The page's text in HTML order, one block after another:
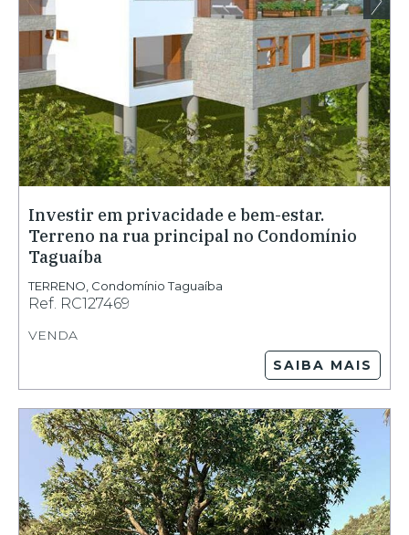
Investir em privacidade e bem-estar.
Terreno na rua principal no Condomínio
Taguaíba
TERRENO Condomínio Taguaíba
Ref. RC127469
VENDA
SAIBA MAIS